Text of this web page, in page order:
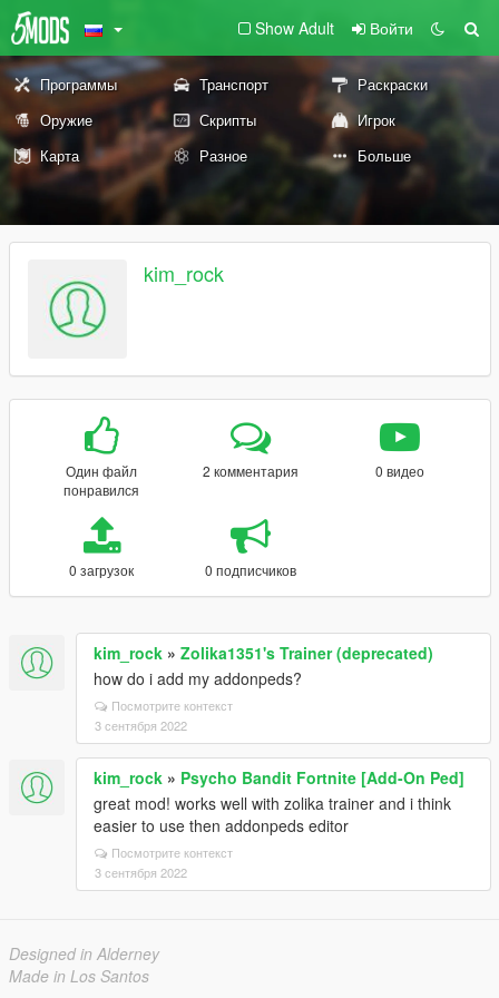
Show Adult Войти
Программы Транспорт
Раскраски
Оружие
Скрипты
Игрок
Карта
Разное Больше
kim_rock
Один файл
понравился
2 комментария 0 видео
0 загрузок 0 подписчиков
kim_rock » Zolika1351's Trainer (deprecated)
how do i add my addonpeds?
Посмотрите контекст
3 сентября 2022
kim_rock » Psycho Bandit Fortnite [Add-On Ped]
great mod! works well with zolika trainer and i think
easier to use then addonpeds editor
Посмотрите контекст
3 сентября 2022
Designed in Alderney
Made in Los Santos